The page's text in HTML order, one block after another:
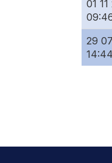
01 11
29